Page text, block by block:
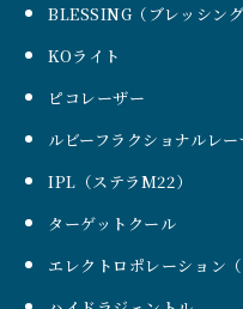
BLESSING（ブレッシング
KOライト
ピコレーザー
ルビーフラクショナルレー
IPL（ステラM22）
ターゲットクール
エレクトロポレーション（